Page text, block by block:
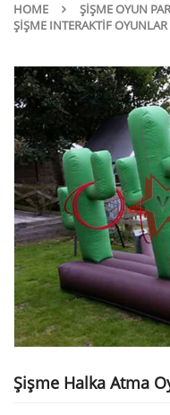
HOME
ŞIŞME OYUN
ŞIŞME INTERAKTIF OYUNLAR
Şişme Halka Atma